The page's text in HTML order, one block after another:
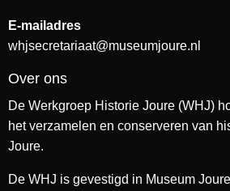
E-mailadres
whjsecretariaat@museumjoure.nl
Over ons
De Werkgroep Historie Joure (WHJ)
het verzamelen en conserveren van
Joure.
De WHJ is gevestigd in Museum